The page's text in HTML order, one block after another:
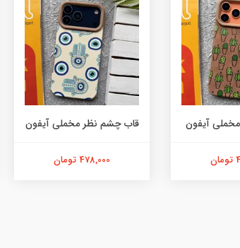
آیفون قاب چشم نظر مخملی آیفون
478,000 تومان